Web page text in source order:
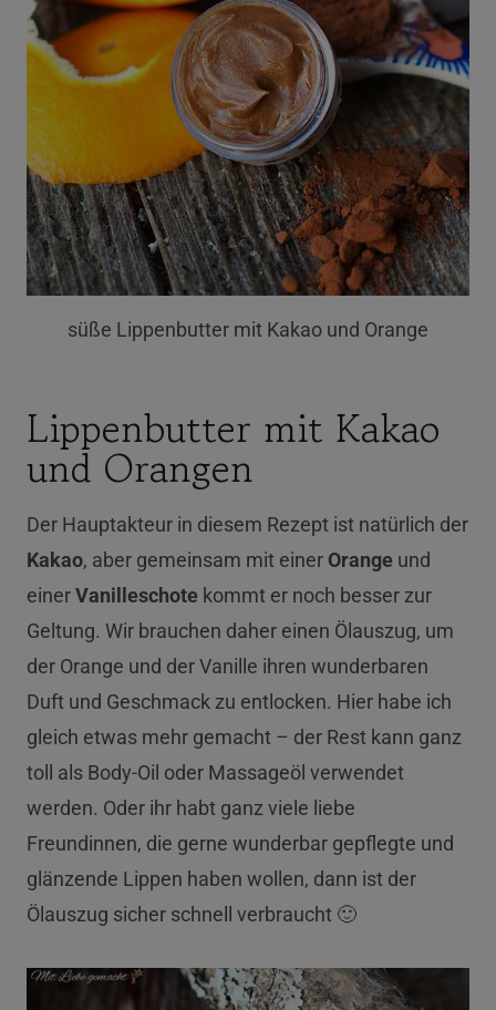
süße Lippenbutter mit Kakao und Orange
Lippenbutter mit Kakao
und Orangen
Der Hauptakteur in diesem Rezept ist natürlich der
Kakao, aber gemeinsam mit einer Orange und
einerVanilleschote kommt er noch besser zur
Geltung. Wir brauchen daher einen Ölauszug, um
der Orange und der Vanille ihren wunderbaren
Duft und Geschmack zu entlocken. Hier habe ich
gleich etwas mehr gemacht – der Rest kann ganz
toll als Body-Oil oder Massageöl verwendet
werden. Oder ihr habt ganz viele liebe
Freundinnen, die gerne wunderbar gepflegte und
glänzende Lippen haben wollen, dann ist der
Ölauszug sicher schnell verbraucht 🙂